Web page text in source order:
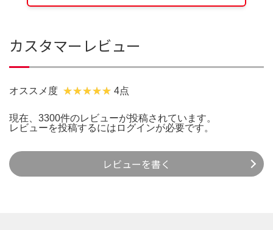
カスタマーレビュー
オススメ度 4点
現在、3300件のレビューが投稿されています。
レビューを投稿するには ログインが必要です。
レビューを書く